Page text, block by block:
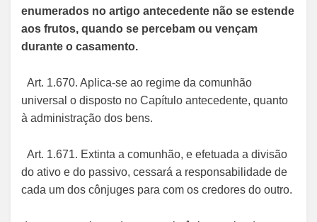
enumerados no artigo antecedente não se estende
aos frutos, quando se percebam ou vençam
durante o casamento.
Art. 1.670. Aplica-se ao regime da comunhão
universal o disposto no Capítulo antecedente, quanto
à administração dos bens.
Art. 1.671. Extinta a comunhão, e efetuada a divisão
do ativo e do passivo, cessará a responsabilidade de
cada um dos cônjuges para com os credores do outro.